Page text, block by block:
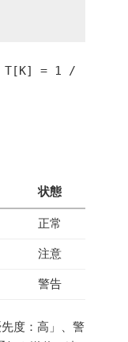
T[K] = 1 /
状態
正常
注意
警告
度：高」、警